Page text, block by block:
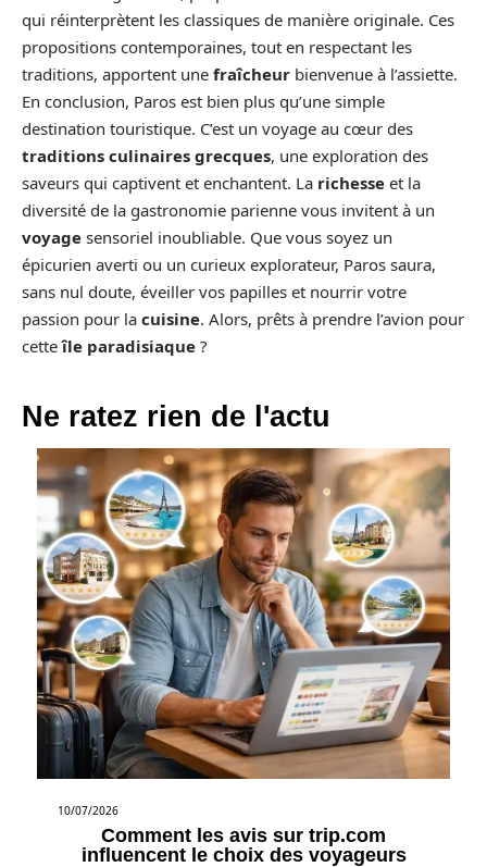
qui réinterprètent les classiques de manière originale. Ces
propositions contemporaines, tout en respectant les
traditions, apportent une fraîcheur bienvenue à l’assiette.
En conclusion, Paros est bien plus qu’une simple
destination touristique. C’est un voyage au cœur des
traditions culinaires grecques, une exploration des
saveurs qui captivent et enchantent. La richesse et la
diversité de la gastronomie parienne vous invitent à un
voyage sensoriel inoubliable. Que vous soyez un
épicurien averti ou un curieux explorateur, Paros saura,
sans nul doute, éveiller vos papilles et nourrir votre
passion pour la cuisine. Alors, prêts à prendre l’avion pour
cetteîle paradisiaque ?
Ne ratez rien de l'actu
10/07/2026
Comment les avis sur trip.com
influencent le choix des voyageurs